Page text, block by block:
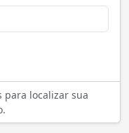
para localizar sua